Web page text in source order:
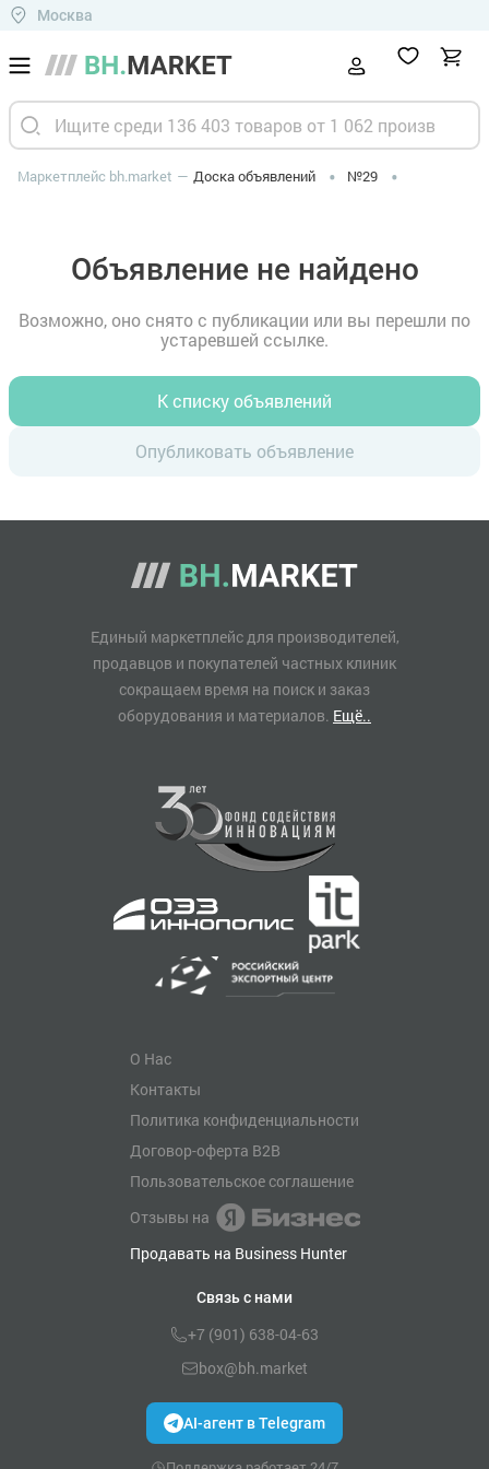
Москва
Маркетплейс bh.market Доска объявлений №29
Объявление не найдено
Возможно, оно снято с публикации или вы перешли по
устаревшей ссылке.
К списку объявлений
Опубликовать объявление
Единый маркетплейс для производителей,
продавцов и покупателей частных клиник
сокращаем время на поиск и заказ
оборудования и материалов. Ещё..
О Нас
Контакты
Политика конфиденциальности
Договор-оферта B2B
Пользовательское соглашение
Отзывы на
Продавать на Business Hunter
Связь с нами
+7 (901) 638-04-63
box@bh.market
AI-агент в Telegram